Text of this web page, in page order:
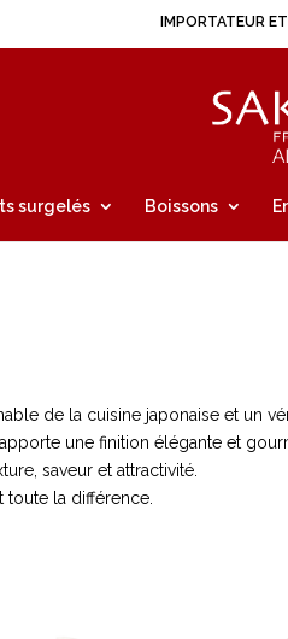
IMPORTATEUR
surgelés Boissons
de la cuisine japonaise et
une finition élégante et
saveur et attractivité.
toute la différence.